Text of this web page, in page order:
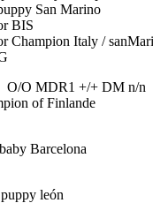
Marino
Italy /
MDR1 +/+ DM n/n
Finlande
león